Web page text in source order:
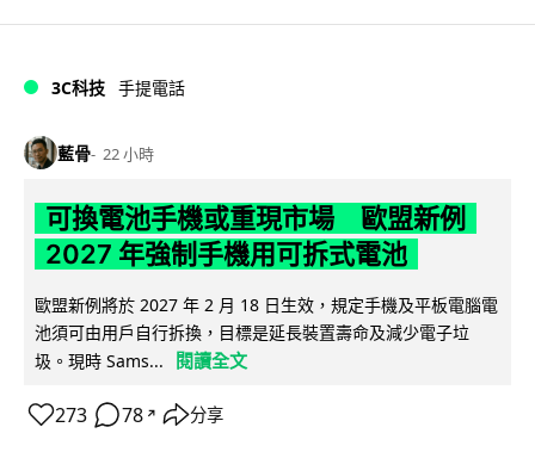
3C科技 手提電話
藍骨 22 小時
可換電池手機或重現市場 歐盟新例
2027 年強制手機用可拆式電池
歐盟新例將於 2027 年 2 月 18 日生效，規定手機及平板電腦電
池須可由用戶自行拆換，目標是延長裝置壽命及減少電子垃
圾。現時 Sams...
閱讀全文
273 78 ↗ 分享